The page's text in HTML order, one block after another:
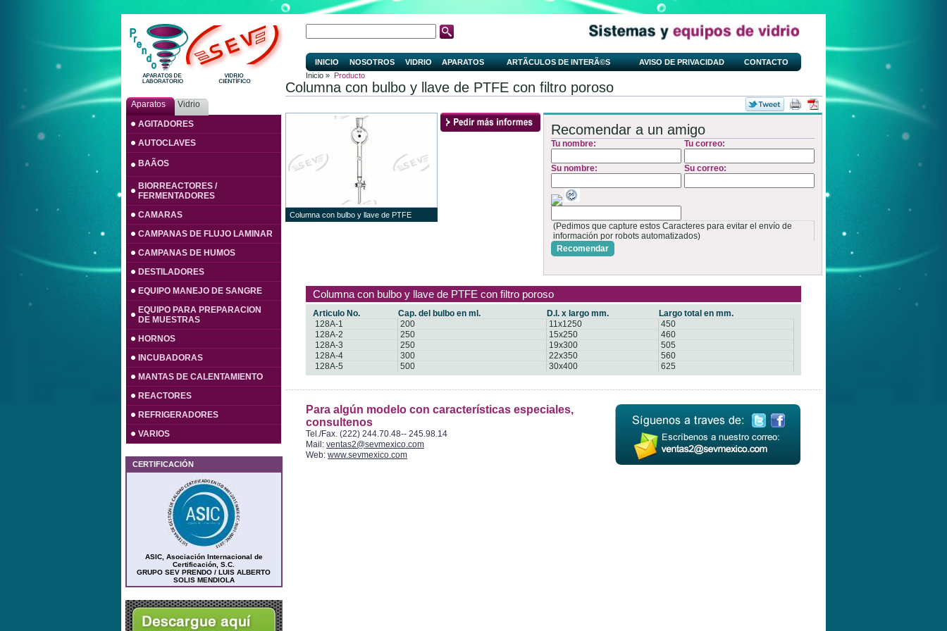
Aparatos
Vidrio
AGITADORES
AUTOCLAVES
BAÃOS
BIORREACTORES /
FERMENTADORES
CAMARAS
CAMPANAS DE FLUJO LAMINAR
CAMPANAS DE HUMOS
DESTILADORES
EQUIPO MANEJO DE SANGRE
EQUIPO PARA PREPARACION
DE MUESTRAS
HORNOS
INCUBADORAS
MANTAS DE CALENTAMIENTO
REACTORES
REFRIGERADORES
VARIOS
CERTIFICACIÓN
ASIC, Asociación Internacional de
Certificación, S.C.
GRUPO SEV PRENDO / LUIS ALBERTO
SOLIS MENDIOLA
INICIO NOSOTROS VIDRIO APARATOS ARTÃ­CULOS DE INTERÃ©S AVISO DE PRIVACIDAD
CONTACTO
Inicio » Producto
Columna con bulbo y llave de PTFE con filtro poroso
Columna con bulbo y llave de PTFE
Recomendar a un amigo
Tu nombre: Tu correo:
Su nombre: Su correo:
(Pedimos que capture estos Caracteres para evitar el envío de
información por robots automatizados)
Recomendar
Columna con bulbo y llave de PTFE con filtro poroso
Articulo No. Cap. del bulbo en ml. D.I. x largo mm.
Largo total en mm.
128A-1
200 11x1250
450
128A-2
250 15x250
460
128A-3
250 19x300
505
128A-4
300 22x350
560
128A-5
500 30x400 625
Para algún modelo con características especiales,
consultenos
Tel./Fax. (222) 244.70.48-- 245.98.14
Mail: ventas2@sevmexico.com
Web: www.sevmexico.com